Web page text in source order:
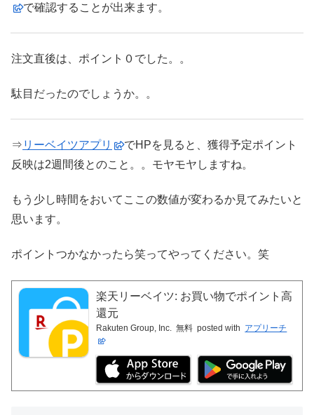
で確認することが出来ます。
注文直後は、ポイント０でした。。
駄目だったのでしょうか。。
⇒ リーベイツアプリ
でHPを見ると、獲得予定ポイント
反映は2週間後とのこと。。モヤモヤしますね。
もう少し時間をおいてここの数値が変わるか見てみたいと
思います。
ポイントつかなかったら笑ってやってください。笑
楽天リーベイツ: お買い物でポイント高
還元
Rakuten Group, Inc. 無料 posted with アプリーチ